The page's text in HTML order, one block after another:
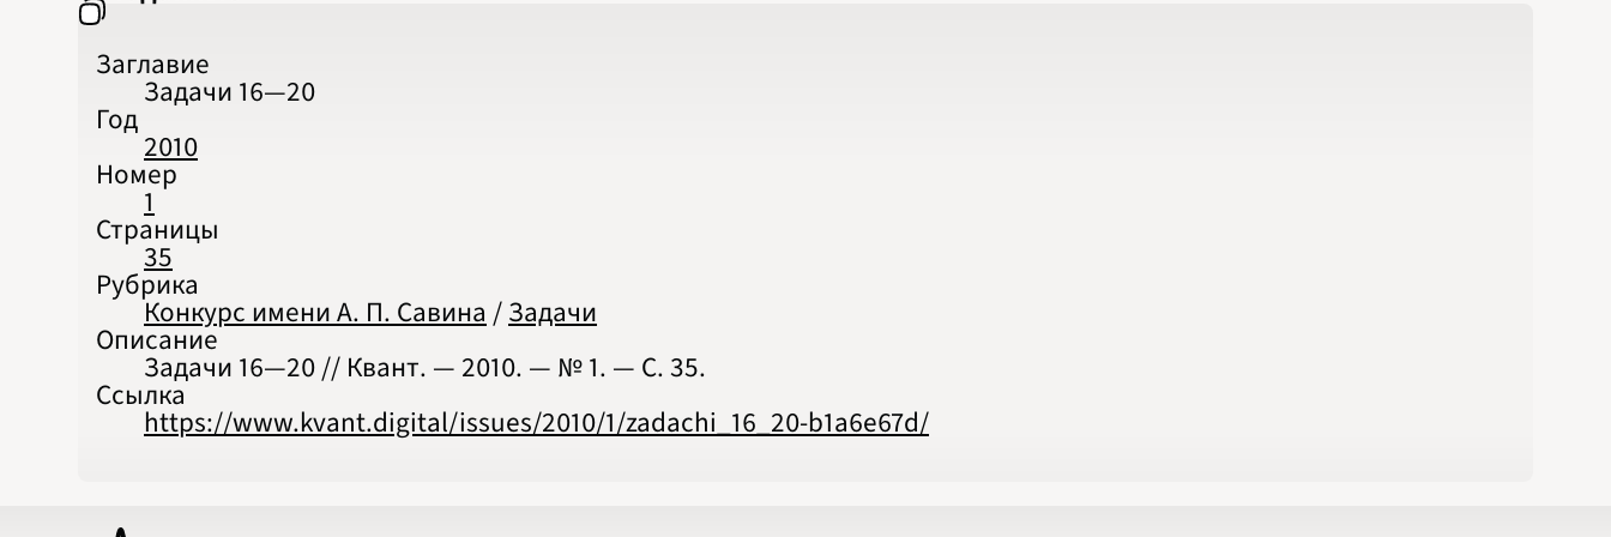
Заглавие
Задачи 16‍—‍20
Год
2010
Номер
1
Страницы
35
Рубрика
Конкурс имени А. П. Савина /Задачи
Описание
Задачи 16‍—‍20 // Квант. — 2010. — № 1. — С. 35.
Ссылка
https://www.kvant.digital/issues/2010/1/zadachi_16_20-b1a6e67d/